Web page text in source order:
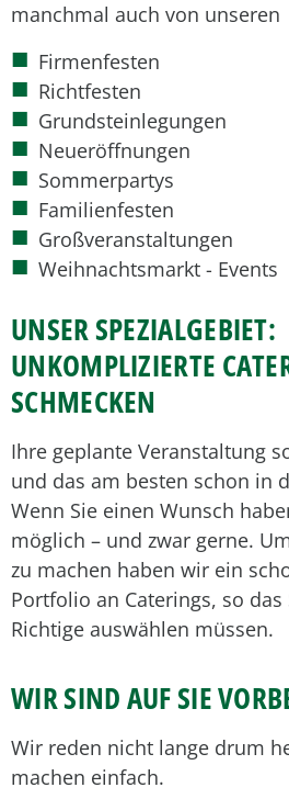
manchmal auch von unseren
Firmenfesten
Richtfesten
Grundsteinlegungen
Neueröffnungen
Sommerpartys
Familienfesten
Großveranstaltungen
Weihnachtsmarkt - Events
UNSER SPEZIALGEBIET:
UNKOMPLIZIERTE
SCHMECKEN
Ihre geplante Veranstaltung
und das am besten schon in
Wenn Sie einen Wunsch
möglich – und zwar gerne.
zu machen haben wir ein
Portfolio an Caterings, so
Richtige auswählen müssen.
WIR SIND AUF SIE
Wir reden nicht lange drum
machen einfach.